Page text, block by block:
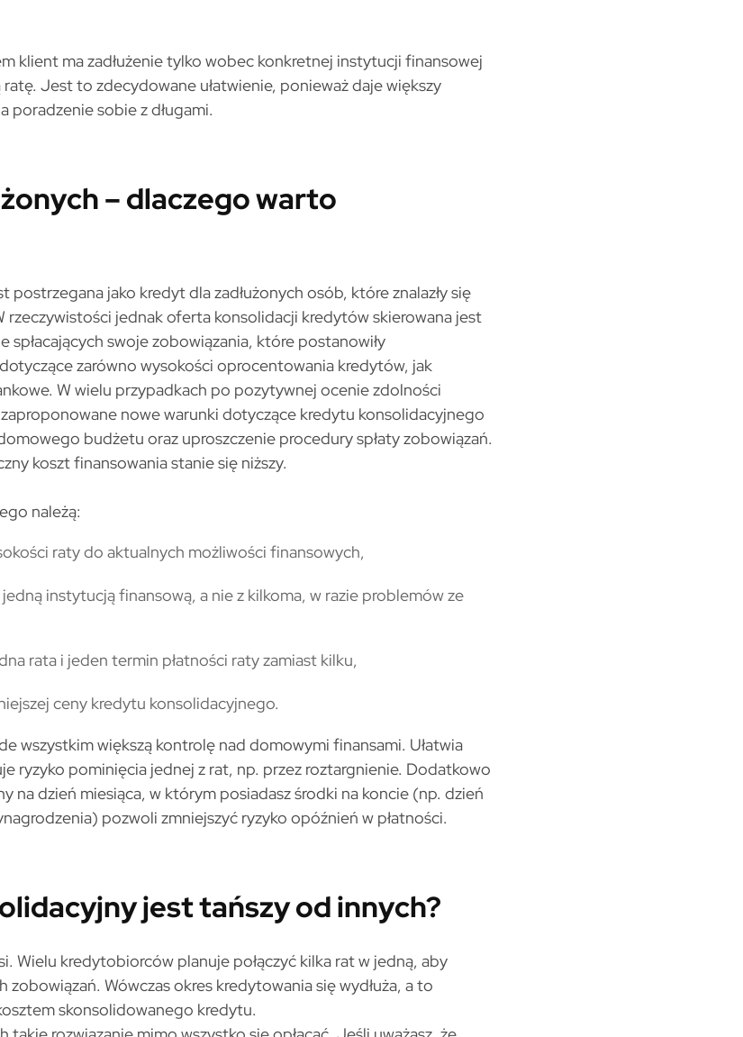
klient ma zadłużenie tylko wobec konkretnej instytucji finansowej
ratę. Jest to zdecydowane ułatwienie, ponieważ daje większy
poradzenie sobie z długami.
– dlaczego warto
postrzegana jako kredyt dla zadłużonych osób, które znalazły się
rzeczywistości jednak oferta konsolidacji kredytów skierowana jest
spłacających swoje zobowiązania, które postanowiły
zarówno wysokości oprocentowania kredytów, jak
W wielu przypadkach po pozytywnej ocenie zdolności
nowe warunki dotyczące kredytu konsolidacyjnego
budżetu oraz uproszczenie procedury spłaty zobowiązań.
koszt finansowania stanie się niższy.
należą:
raty do aktualnych możliwości finansowych,
instytucją finansową, a nie z kilkoma, w razie problemów ze
rata i jeden termin płatności raty zamiast kilku,
ceny kredytu konsolidacyjnego.
wszystkim większą kontrolę nad domowymi finansami. Ułatwia
ryzyko pominięcia jednej z rat, np. przez roztargnienie. Dodatkowo
na dzień miesiąca, w którym posiadasz środki na koncie (np. dzień
pozwoli zmniejszyć ryzyko opóźnień w płatności.
jest tańszy od innych?
Wielu kredytobiorców planuje połączyć kilka rat w jedną, aby
Wówczas okres kredytowania się wydłuża, a to
skonsolidowanego kredytu.